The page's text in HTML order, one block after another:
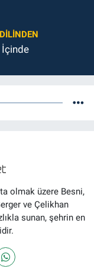
olmak üzere Besni,
ve Çelikhan
sunan, şehrin en